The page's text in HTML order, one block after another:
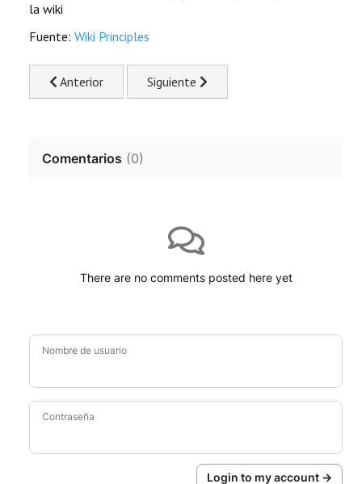
la wiki
Fuente: Wiki Principles
Previous article: Tecnología Wiki | Wiki Engines
Anterior Next article: Demos online de
Siguiente
Comentarios (0)
There are no comments posted here yet
Nombre de usuario
Contraseña
Login to my account →